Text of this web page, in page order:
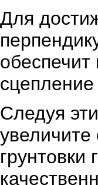
Для
Следуя